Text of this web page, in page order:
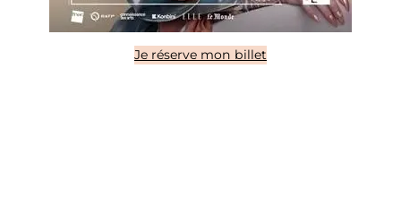
Je réserve mon billet